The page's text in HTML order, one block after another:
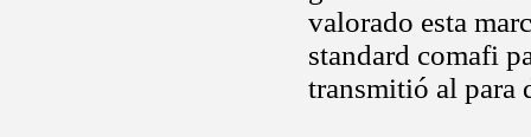
valorado esta
standard comafi
transmitió al para